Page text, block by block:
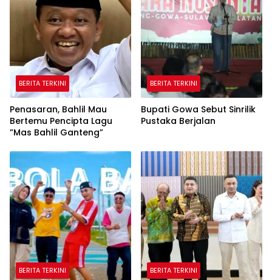
BERITA TERKINI
Penasaran, Bahlil Mau
Bertemu Pencipta Lagu
”Mas Bahlil Ganteng”
BERITA TERKINI
Bupati Gowa Sebut Sinrilik
Pustaka Berjalan
BERITA TERKINI BERITA TERKINI